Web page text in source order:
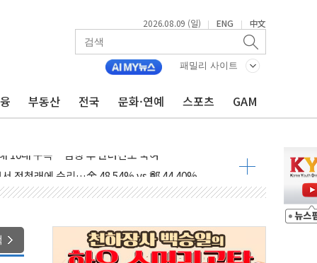
2026.08.09 (일) | ENG | 中文
패밀리 사이트
부동산 전국 문화·연예 스포츠 GAM
'1.48%p' 차 선두 유지...金 46.01% vs 鄭 44.53%
기 당선...합산득표율 68.63%
서 정청래에 승리…金 48.54% vs 鄭 44.40%
경선 결과...김민석 48.54% 정청래 44.40%
표...정청래 47.82% 김민석 46.35% 송영길 5.83%
표...김민석 50.30% 정청래 41.94% 송영길 7.76%